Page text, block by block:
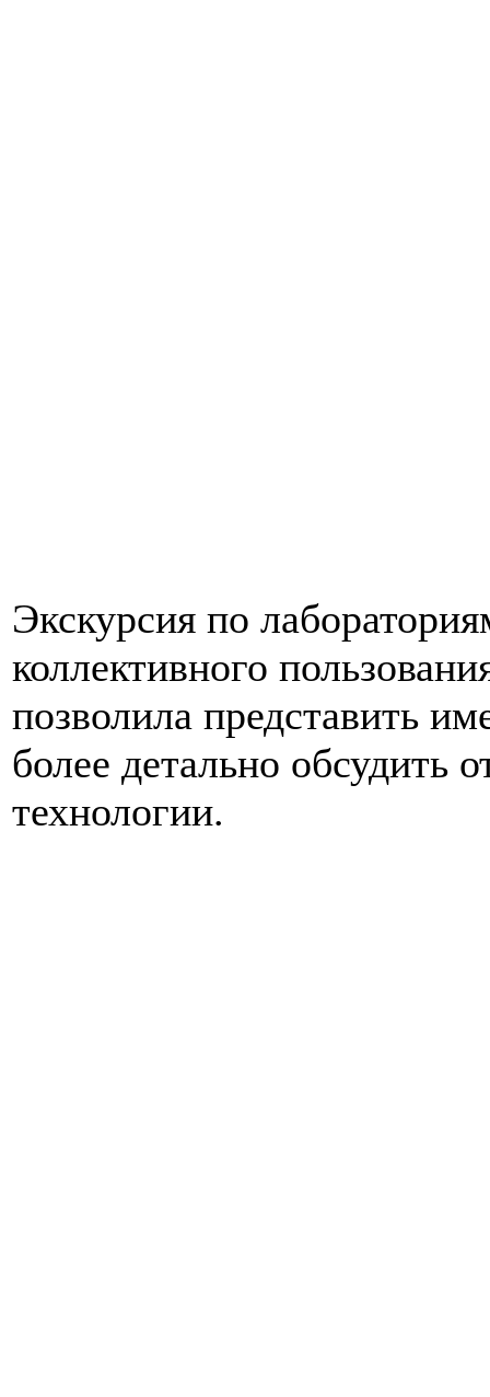
Экскурсия по
коллективного
позволила представить
более детально обсудить
технологии.